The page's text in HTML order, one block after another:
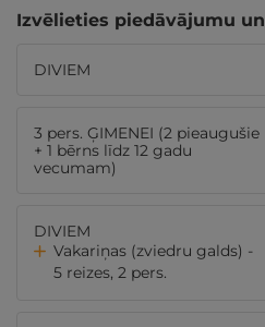
Izvēlieties piedāvājumu
DIVIEM
3 pers. ĢIMENEI (2 pieaugušie
+ 1 bērns līdz 12 gadu
vecumam)
DIVIEM
Vakariņas (zviedru galds) -
5 reizes, 2 pers.